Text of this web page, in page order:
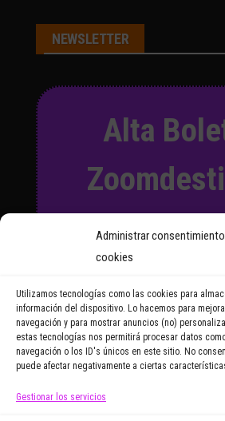
Administrar
cookies
Utilizamos tecnologías como las cookies para
información del dispositivo. Lo hacemos para
navegación y para mostrar anuncios (no)
estas tecnologías nos permitirá procesar datos
navegación o los ID's únicos en este sitio. No
puede afectar negativamente a ciertas
Gestionar los servicios
NEWSLETTER
Alta
y recibirás
noticias y
Email Address